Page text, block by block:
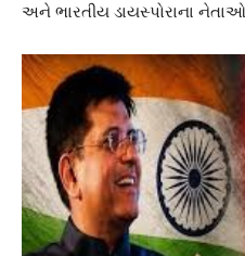
અને ભારતીય ડાયસ્પોરાના